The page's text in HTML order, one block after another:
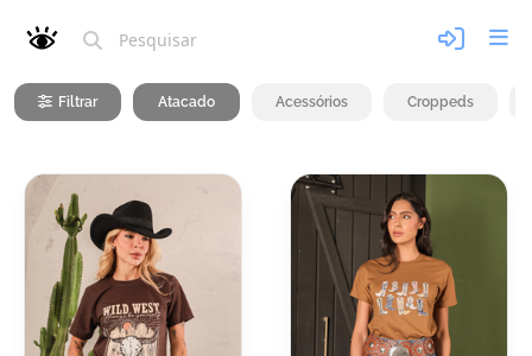
Filtrar Atacado Acessórios Croppeds